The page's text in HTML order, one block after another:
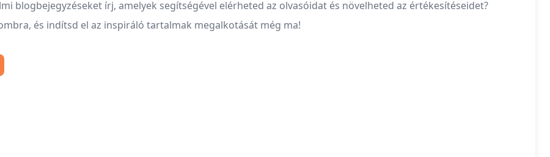
blogbejegyzéseket írj, amelyek segítségével elérheted az olvasóidat és növelheted az értékesítéseidet?
és indítsd el az inspiráló tartalmak megalkotását még ma!